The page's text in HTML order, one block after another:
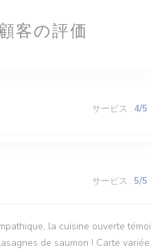
客の評価
サービス : 4/5
サービス : 5/5
la cuisine ouverte
de saumon ! Carte